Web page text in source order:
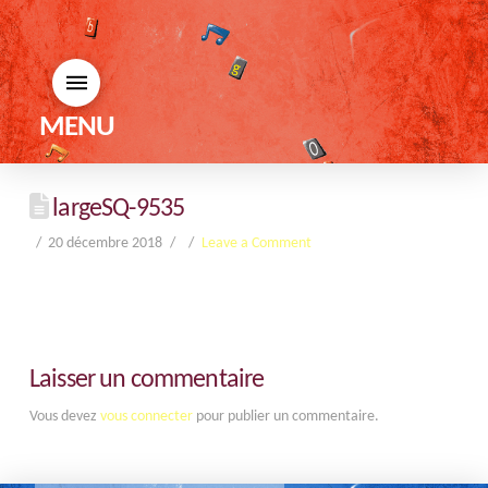
MENU
largeSQ-9535
20 décembre 2018 Leave a Comment
Laisser un commentaire
Vous devez vous connecterpour publier un commentaire.